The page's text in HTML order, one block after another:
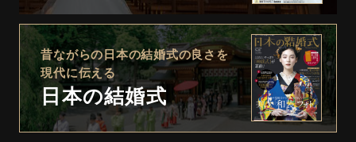
昔ながらの日本の結婚式の良さを
現代に伝える
日本の結婚式